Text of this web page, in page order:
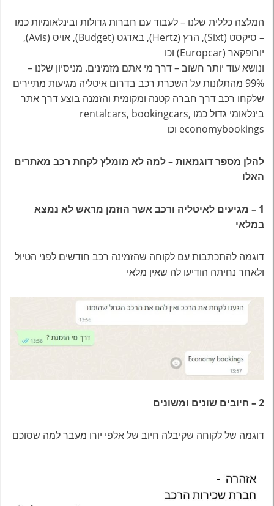
המלצה כללית שלנו – לעבוד עם חברות גדולות ובינלאומיות כמו
– סיקסט (Sixt), הרץ (Hertz), באדגט (Budget), אויס (Avis),
יורופקאר (Europcar) וכו
ונושא עוד יותר חשוב – דרך מי אתם מזמינים. מניסיון שלנו –
99% מהתלונות על השכרת רכב בדרום איטליה מגיעות מתיירים
שלקחו רכב דרך חברה קטנה ומקומית והזמנה בוצע דרך אתר
בינלאומי גדול כמו rentalcars, bookingcars,
economybookings וכו
להלן מספר דוגמאות – למה לא מומלץ לקחת רכב מאתרים
האלו
1 – מגיעים לאיטליה ורכב אשר הוזמן מראש לא נמצא
במלאי
דוגמה להתכתבות עם לקוחה שהזמינה רכב חודשים לפני הטיול
ולאחר נחיתה הודיעו לה שאין מלאי
2 – חיובים שונים ומשונים
דוגמה של לקוחה שקיבלה חיוב של אלפי יורו מעבר למה שסוכם